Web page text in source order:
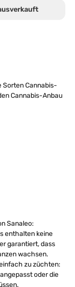
Sorten Cannabis-
Cannabis-Anbau
Sanaleo:
enthalten keine
garantiert, dass
wachsen.
zu züchten:
oder die